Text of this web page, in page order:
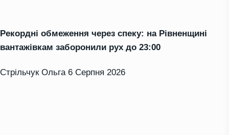
Рекордні обмеження через спеку: на Рівненщині
вантажівкам заборонили рух до 23:00
Стрільчук Ольга 6 Серпня 2026